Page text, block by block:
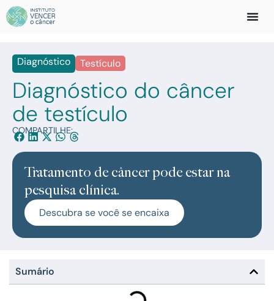
Diagnóstico Testículo
Diagnóstico do câncer
de testículo
COMPARTILHE:
Tratamento de câncer pode estar na
pesquisa clínica.
Descubra se você se encaixa
Sumário